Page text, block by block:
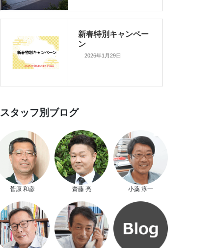
新春特別キャンペー
ン
2026年1月29日
スタッフ別ブログ
菅原 和彦 齋藤 亮 小薬 淳一